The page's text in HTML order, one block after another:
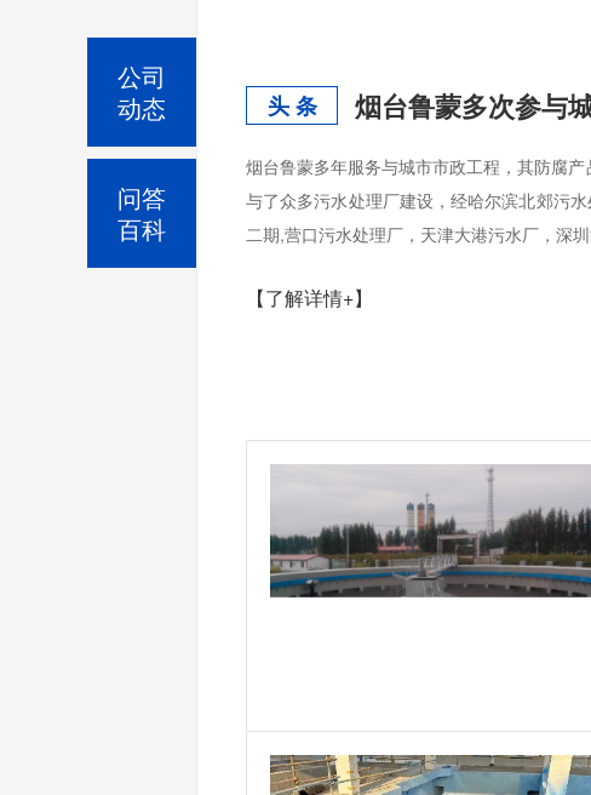
头 条 烟台鲁蒙多次参与
烟台鲁蒙多年服务与城市市政工程，其防腐
与了众多污水处理厂建设，经哈尔滨北郊污
二期,营口污水处理厂，天津大港污水厂，深
【了解详情+】
公司
动态
问答
百科